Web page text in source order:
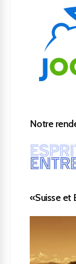
Notre
«Suisse et